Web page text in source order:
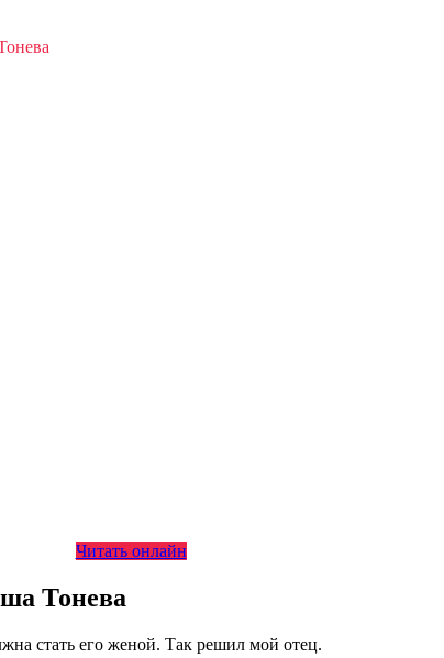
Читать онлайн
Тонева
стать его женой. Так решил мой отец.